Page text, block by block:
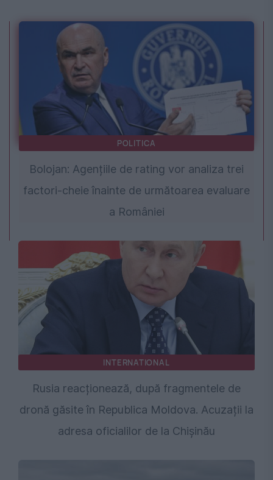
POLITICA
Bolojan: Agențiile de rating vor analiza trei
factori-cheie înainte de următoarea evaluare
a României
INTERNATIONAL
Rusia reacționează, după fragmentele de
dronă găsite în Republica Moldova. Acuzații la
adresa oficialilor de la Chișinău